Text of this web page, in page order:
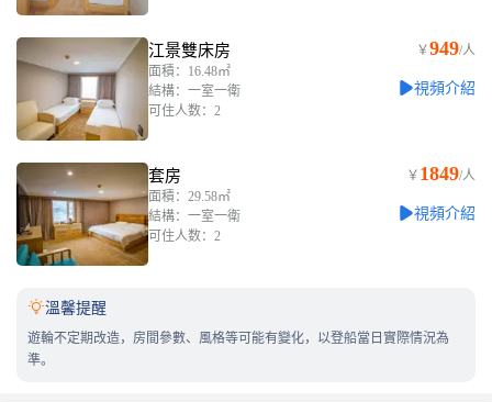
江景雙床房
面積：16.48㎡
結構：一室一衛
可住人数：2
￥949/人
視頻介紹
套房
面積：29.58㎡
結構：一室一衛
可住人数：2
￥ 1849/人
視頻介紹
溫馨提醒
遊輪不定期改造，房間參數、風格等可能有變化，以登船當日實際情況為
準。